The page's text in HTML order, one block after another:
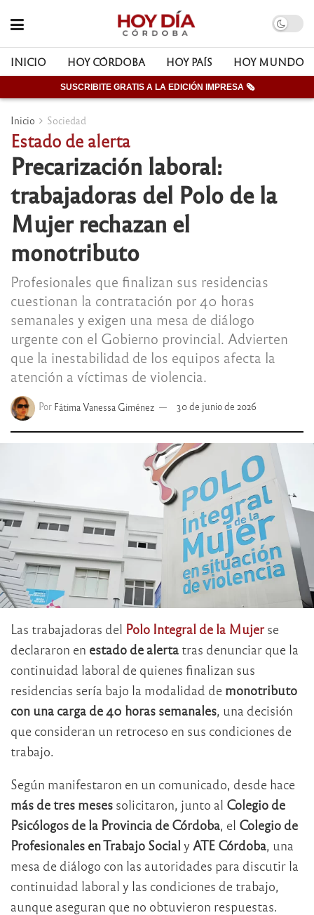
INICIO HOY CÓRDOBA HOY PAÍS HOY MUNDO
SUSCRIBITE GRATIS A LA EDICIÓN IMPRESA 🗞
Inicio Sociedad
Estado de alerta
Precarización laboral:
trabajadoras del Polo de la
Mujer rechazan el
monotributo
Profesionales que finalizan sus residencias
cuestionan la contratación por 40 horas
semanales y exigen una mesa de diálogo
urgente con el Gobierno provincial. Advierten
que la inestabilidad de los equipos afecta la
atención a víctimas de violencia.
Por Fátima Vanessa Giménez 30 de junio de 2026
Las trabajadoras del Polo Integral de la Mujer se
declararon en estado de alerta tras denunciar que la
continuidad laboral de quienes finalizan sus
residencias sería bajo la modalidad de monotributo
con una carga de 40 horas semanales , una decisión
que consideran un retroceso en sus condiciones de
trabajo.
Según manifestaron en un comunicado, desde hace
más de tres meses solicitaron, junto al Colegio de
Psicólogos de la Provincia de Córdoba , el Colegio de
Profesionales en Trabajo Social y ATE Córdoba , una
mesa de diálogo con las autoridades para discutir la
continuidad laboral y las condiciones de trabajo,
aunque aseguran que no obtuvieron respuestas.